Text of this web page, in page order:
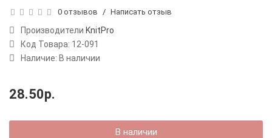
0 отзывов / Написать отзыв
Производители KnitPro
Код Товара: 12-091
Наличие: В наличии
28.50р.
В наличии